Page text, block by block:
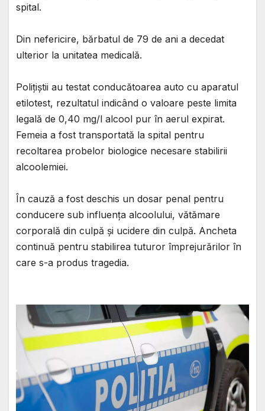
spital.
Din nefericire, bărbatul de 79 de ani a decedat
ulterior la unitatea medicală.
Polițiștii au testat conducătoarea auto cu aparatul
etilotest, rezultatul indicând o valoare peste limita
legală de 0,40 mg/l alcool pur în aerul expirat.
Femeia a fost transportată la spital pentru
recoltarea probelor biologice necesare stabilirii
alcoolemiei.
În cauză a fost deschis un dosar penal pentru
conducere sub influența alcoolului, vătămare
corporală din culpă și ucidere din culpă. Ancheta
continuă pentru stabilirea tuturor împrejurărilor în
care s-a produs tragedia.